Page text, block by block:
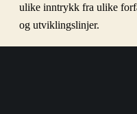
ulike inntrykk fra ulike
og utviklingslinjer.